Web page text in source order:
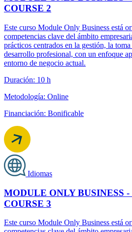
COURSE 2
Este curso Module Only Business está
competencias clave del ámbito
prácticos centrados en la gestión, la
desarrollo profesional, con un enfoque
entorno de negocio actual.
Duración: 10 h
Metodología: Online
Financiación: Bonificable
Idiomas
MODULE ONLY BUSINESS
COURSE 3
Este curso Module Only Business está